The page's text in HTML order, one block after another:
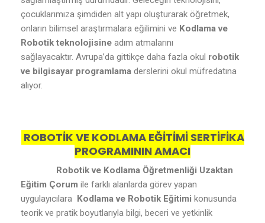
çocuklarımıza şimdiden alt yapı oluşturarak öğretmek,
onların bilimsel araştırmalara eğilimini ve Kodlama ve
Robotik teknolojisine adım atmalarını
sağlayacaktır. Avrupa’da gittikçe daha fazla okul robotik
ve bilgisayar programlama derslerini okul müfredatına
alıyor.
ROBOTİK VE KODLAMA EĞİTİMİ SERTİFİKA
PROGRAMININ AMACI
Robotik ve Kodlama Öğretmenliği Uzaktan
Eğitim Çorum ile farklı alanlarda görev yapan
uygulayıcılara Kodlama ve Robotik Eğitimi konusunda
teorik ve pratik boyutlarıyla bilgi, beceri ve yetkinlik